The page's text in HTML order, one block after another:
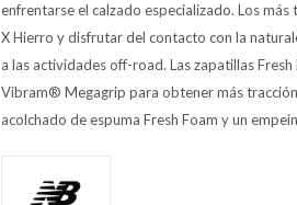
enfrentarse el calzado especializado. Los
X Hierro y disfrutar del contacto con la
a las actividades off-road. Las zapatillas
Vibram® Megagrip para obtener más
acolchado de espuma Fresh Foam y un